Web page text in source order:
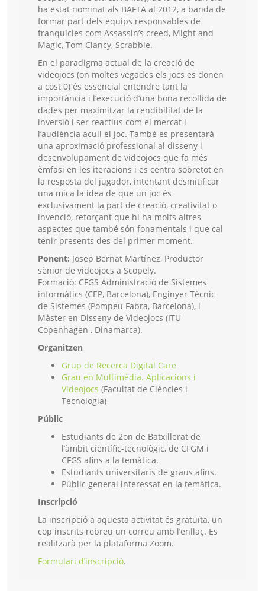
ha estat nominat als BAFTA al 2012, a banda de
formar part dels equips responsables de
franquícies com Assassin’s creed, Might and
Magic, Tom Clancy, Scrabble.
En el paradigma actual de la creació de
videojocs (on moltes vegades els jocs es donen
a cost 0) és essencial entendre tant la
importància i l’execució d’una bona recollida de
dades per maximitzar la rendibilitat de la
inversió i ser reactius com el mercat i
l’audiència acull el joc. També es presentarà
una aproximació professional al disseny i
desenvolupament de videojocs que fa més
èmfasi en les iteracions i es centra sobretot en
la resposta del jugador, intentant desmitificar
una mica la idea de que un joc és
exclusivament la part de creació, creativitat o
invenció, reforçant que hi ha molts altres
aspectes que també són fonamentals i que cal
tenir presents des del primer moment.
Ponent: Josep Bernat Martínez, Productor
sènior de videojocs a Scopely.
Formació: CFGS Administració de Sistemes
informàtics (CEP, Barcelona), Enginyer Tècnic
de Sistemes (Pompeu Fabra, Barcelona), i
Màster en Disseny de Videojocs (ITU
Copenhagen , Dinamarca).
Organitzen
Grup de Recerca Digital Care
Grau en Multimèdia. Aplicacions i
Videojocs (Facultat de Ciències i
Tecnologia)
Públic
Estudiants de 2on de Batxillerat de
l’àmbit científic-tecnològic, de CFGM i
CFGS afins a la temàtica.
Estudiants universitaris de graus afins.
Públic general interessat en la temàtica.
Inscripció
La inscripció a aquesta activitat és gratuïta, un
cop inscrits rebreu un correu amb l’enllaç. Es
realitzarà per la plataforma Zoom.
Formulari d’inscripció.